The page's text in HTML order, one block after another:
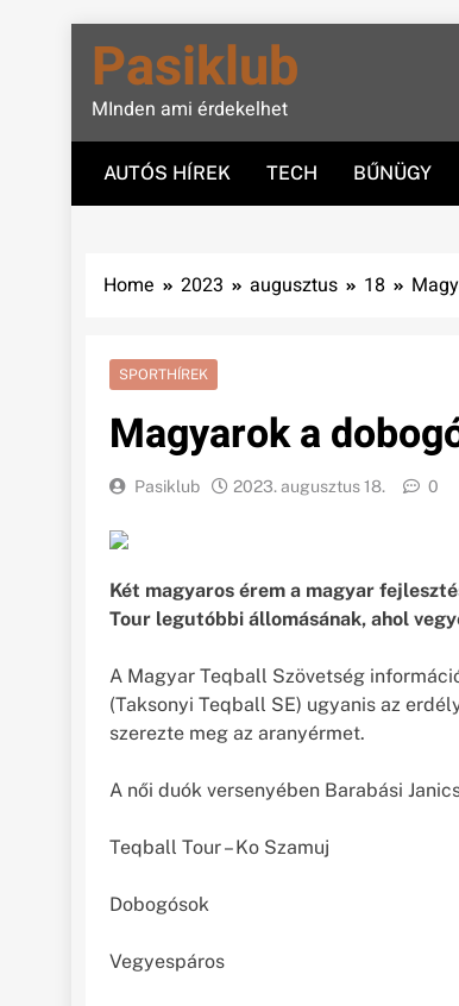
content
Pasiklub
MInden ami érdekelhet
AUTÓS HÍREK TECH BŰNÜGY
Home 2023 augusztus 18
SPORTHÍREK
Magyarok a
Pasiklub 2023. augusztus 18. 0
Két magyaros érem a magyar
Tour legutóbbi állomásának, ahol
A Magyar Teqball Szövetség
(Taksonyi Teqball SE) ugyanis az
szerezte meg az aranyérmet.
A női duók versenyében Barabási
Teqball Tour – Ko Szamuj
Dobogósok
Vegyespáros